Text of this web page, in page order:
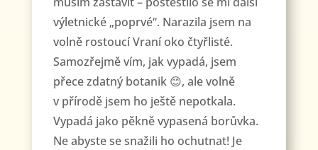
výletnické „poprvé“. Narazila jsem na
volně rostoucí Vraní oko čtyřlisté.
Samozřejmě vím, jak vypadá, jsem
přece zdatný botanik 😊, ale volně
v přírodě jsem ho ještě nepotkala.
Vypadá jako pěkně vypasená borůvka.
Ne abyste se snažili ho ochutnat! Je